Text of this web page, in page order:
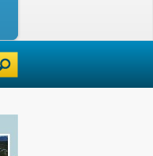
para 4 de dezembro: o